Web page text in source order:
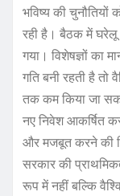
भविष्य की चुनौतियों
रही है। बैठक में घरेलू
गया। विशेषज्ञों का
गति बनी रहती है तो
तक कम किया जा
नए निवेश आकर्षित
और मजबूत करने की
सरकार की
रूप में नहीं बल्कि